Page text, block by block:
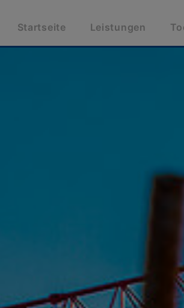
Startseite Leistungen